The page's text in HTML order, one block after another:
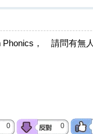
Phonics， 請問有無
0 0